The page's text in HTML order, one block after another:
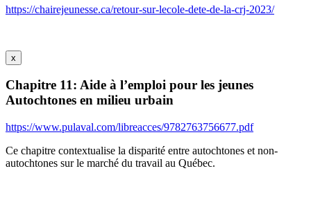
https://chairejeunesse.ca/retour-sur-lecole-dete-de-la-crj-2023/
x
Chapitre 11: Aide à l’emploi pour les jeunes
Autochtones en milieu urbain
https://www.pulaval.com/libreacces/9782763756677.pdf
Ce chapitre contextualise la disparité entre autochtones et non-
autochtones sur le marché du travail au Québec.